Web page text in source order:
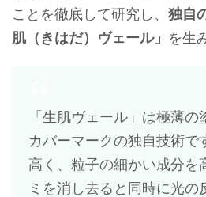
ことを徹底して研究し、 独自
肌（きはだ）ヴェール」 を生
「生肌ヴェール」は極薄の
カバーマークの独自技術で
高く、粒子の細かい成分を
ミを消し去ると同時に光の